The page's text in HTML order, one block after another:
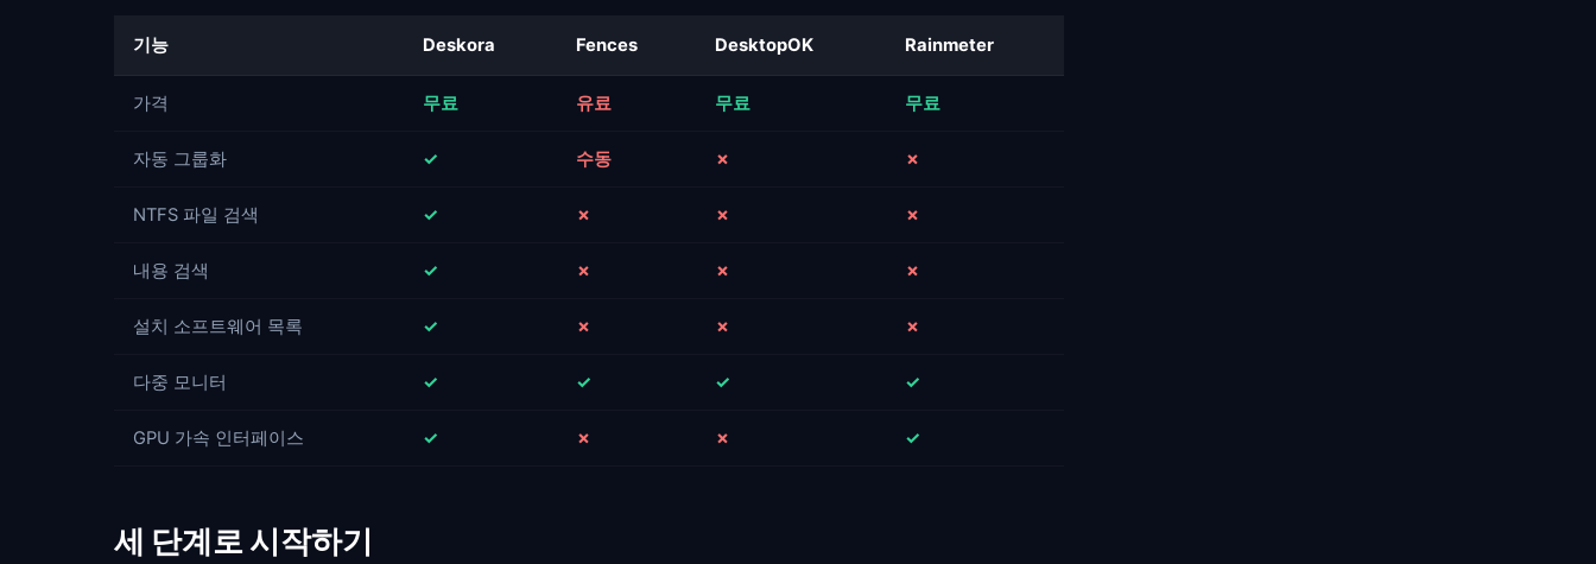
기능 Deskora Fences DesktopOK Rainmeter
가격 무료 유료 무료 무료
자동 그룹화 ✓ 수동 ✗ ✗
NTFS 파일 검색 ✓ ✗ ✗ ✗
내용 검색 ✓ ✗ ✗ ✗
설치 소프트웨어 목록 ✓ ✗ ✗ ✗
다중 모니터 ✓ ✓ ✓ ✓
GPU 가속 인터페이스 ✓ ✗ ✗ ✓
세 단계로 시작하기